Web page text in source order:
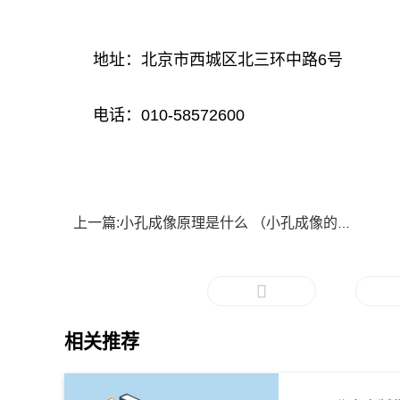
地址：北京市西城区北三环中路6号
电话：010-58572600
上一篇:小孔成像原理是什么 （小孔成像的应用）_环球关注
相关推荐